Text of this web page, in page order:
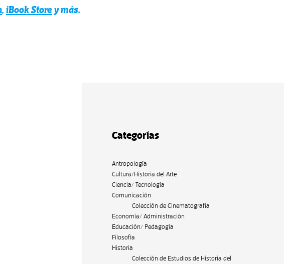
, iBook Storey más.
Categorías
Antropología
Cultura/Historia del Arte
Ciencia/ Tecnología
Comunicación
Colección de Cinematografía
Economía/ Administración
Educación/ Pedagogía
Filosofía
Historia
Colección de Estudios de Historia del